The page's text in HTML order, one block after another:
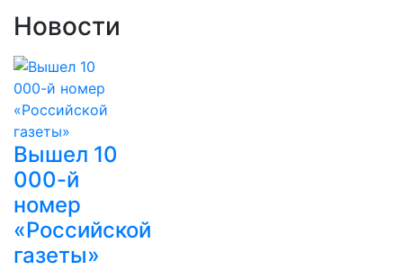
Новости
Вышел 10
000-й
номер
«Российской
газеты»